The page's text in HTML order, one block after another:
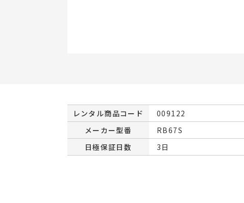
レンタル商品コード 009122
メーカー型番
RB67S
日極保証日数
3日